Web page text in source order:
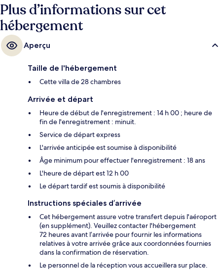
Plus d’informations sur cet
hébergement
Aperçu
Taille de l'hébergement
Cette villa de 28 chambres
Arrivée et départ
Heure de début de l'enregistrement : 14 h 00 ; heure de
fin de l'enregistrement : minuit.
Service de départ express
L'arrivée anticipée est soumise à disponibilité
Âge minimum pour effectuer l'enregistrement : 18 ans
L'heure de départ est 12 h 00
Le départ tardif est soumis à disponibilité
Instructions spéciales d’arrivée
Cet hébergement assure votre transfert depuis l'aéroport
(en supplément). Veuillez contacter l'hébergement
72 heures avant l’arrivée pour fournir les informations
relatives à votre arrivée grâce aux coordonnées fournies
dans la confirmation de réservation.
Le personnel de la réception vous accueillera sur place.